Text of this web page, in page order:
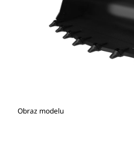
Obraz modelu